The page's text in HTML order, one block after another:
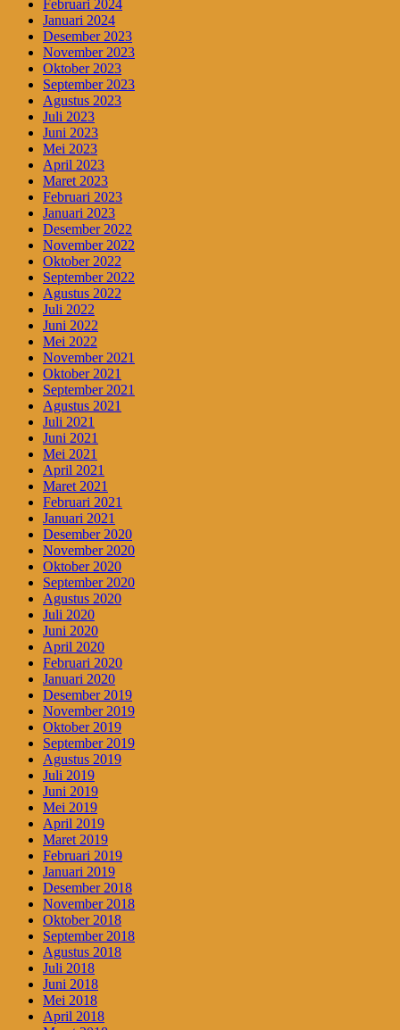
Februari 2024
Januari 2024
Desember 2023
November 2023
Oktober 2023
September 2023
Agustus 2023
Juli 2023
Juni 2023
Mei 2023
April 2023
Maret 2023
Februari 2023
Januari 2023
Desember 2022
November 2022
Oktober 2022
September 2022
Agustus 2022
Juli 2022
Juni 2022
Mei 2022
November 2021
Oktober 2021
September 2021
Agustus 2021
Juli 2021
Juni 2021
Mei 2021
April 2021
Maret 2021
Februari 2021
Januari 2021
Desember 2020
November 2020
Oktober 2020
September 2020
Agustus 2020
Juli 2020
Juni 2020
April 2020
Februari 2020
Januari 2020
Desember 2019
November 2019
Oktober 2019
September 2019
Agustus 2019
Juli 2019
Juni 2019
Mei 2019
April 2019
Maret 2019
Februari 2019
Januari 2019
Desember 2018
November 2018
Oktober 2018
September 2018
Agustus 2018
Juli 2018
Juni 2018
Mei 2018
April 2018